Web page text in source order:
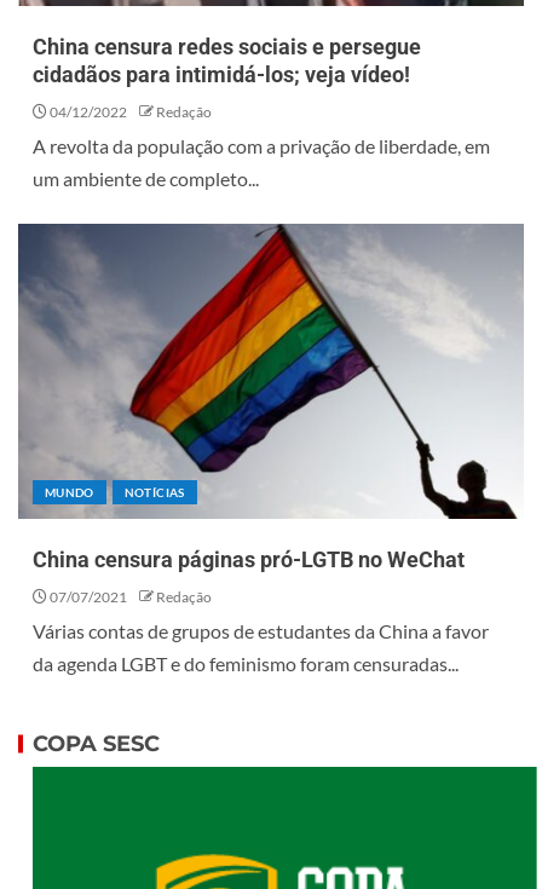
China censura redes sociais e persegue
cidadãos para intimidá-los; veja vídeo!
04/12/2022 Redação
A revolta da população com a privação de liberdade, em
um ambiente de completo...
MUNDO NOTÍCIAS
China censura páginas pró-LGTB no WeChat
07/07/2021 Redação
Várias contas de grupos de estudantes da China a favor
da agenda LGBT e do feminismo foram censuradas...
COPA SESC